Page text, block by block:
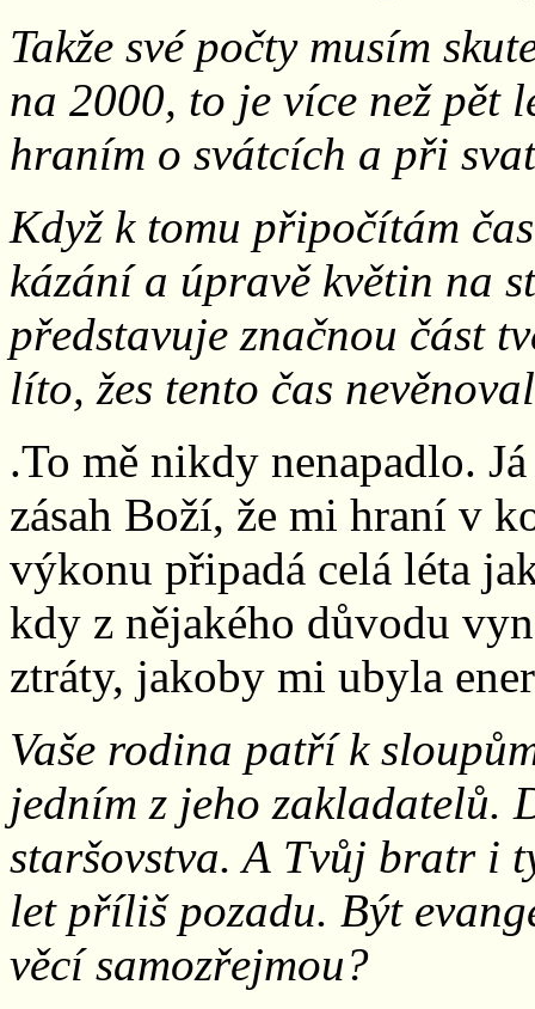
Takže své počty musím
na 2000, to je více než pět
hraním o svátcích a při
Když k tomu připočítám
kázání a úpravě květin na
představuje značnou část
líto, žes tento čas
.To mě nikdy nenapadlo.
zásah Boží, že mi hraní v
výkonu připadá celá léta
kdy z nějakého důvodu
ztráty, jakoby mi ubyla
Vaše rodina patří k
jedním z jeho zakladatelů.
staršovstva. A Tvůj bratr i
let příliš pozadu. Být
věcí samozřejmou?